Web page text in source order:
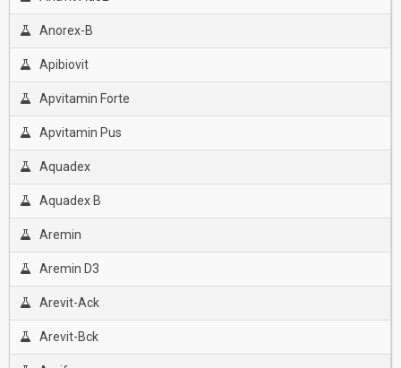
Anorex-B
Apibiovit
Apvitamin Forte
Apvitamin Pus
Aquadex
Aquadex B
Aremin
Aremin D3
Arevit-Ack
Arevit-Bck